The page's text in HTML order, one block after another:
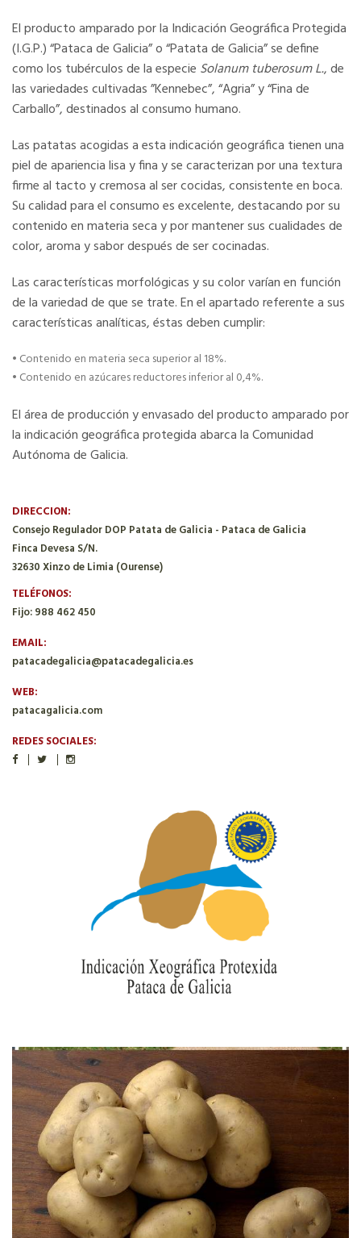
El producto amparado por la Indicación Geográfica Protegida
(I.G.P.) “Pataca de Galicia” o “Patata de Galicia” se define
como los tubérculos de la especie Solanum tuberosum L., de
las variedades cultivadas ”Kennebec”, “Agria” y “Fina de
Carballo”, destinados al consumo humano.
Las patatas acogidas a esta indicación geográfica tienen una
piel de apariencia lisa y fina y se caracterizan por una textura
firme al tacto y cremosa al ser cocidas, consistente en boca.
Su calidad para el consumo es excelente, destacando por su
contenido en materia seca y por mantener sus cualidades de
color, aroma y sabor después de ser cocinadas.
Las características morfológicas y su color varían en función
de la variedad de que se trate. En el apartado referente a sus
características analíticas, éstas deben cumplir:
• Contenido en materia seca superior al 18%.
• Contenido en azúcares reductores inferior al 0,4%.
El área de producción y envasado del producto amparado por
la indicación geográfica protegida abarca la Comunidad
Autónoma de Galicia.
DIRECCION:
Consejo Regulador DOP Patata de Galicia - Pataca de Galicia
Finca Devesa S/N.
32630 Xinzo de Limia (Ourense)
TELÉFONOS:
Fijo: 988 462 450
EMAIL:
patacadegalicia@patacadegalicia.es
WEB:
patacagalicia.com
REDES SOCIALES: